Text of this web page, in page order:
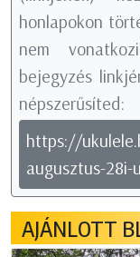
honlapokon
nem
bejegyzés
népszerűsíted:
https://
augusztus-28i-
AJÁNLOTT